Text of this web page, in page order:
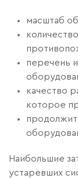
масштаб
перечень
качество
которое
Наибольшие
устаревших